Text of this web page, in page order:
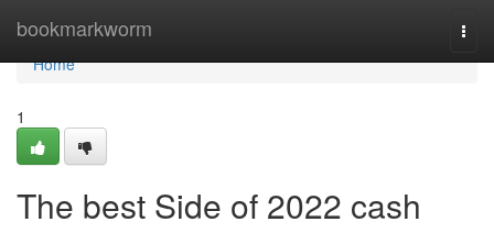
bookmarkworm
Home
Home
1
The best Side of 2022 cash